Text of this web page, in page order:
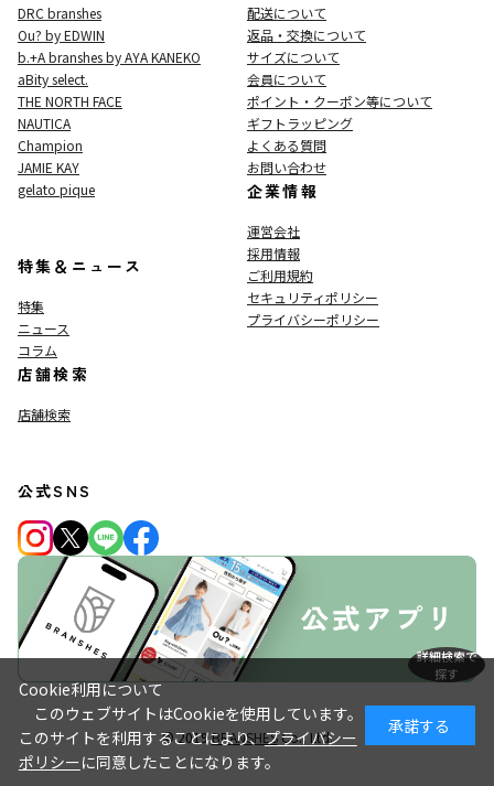
DRC branshes
Ou? by EDWIN
b.+A branshes by AYA KANEKO
aBity select.
THE NORTH FACE
NAUTICA
Champion
JAMIE KAY
gelato pique
特集＆ニュース
特集
ニュース
コラム
店舗検索
店舗検索
配送について
返品・交換について
サイズについて
会員について
ポイント・クーポン等について
ギフトラッピング
よくある質問
お問い合わせ
企業情報
運営会社
採用情報
ご利用規約
セキュリティポリシー
プライバシーポリシー
公式SNS
© 2019BRANSHESCo., Ltd.
詳細検索で
探す
Cookie利用について
このウェブサイトはCookieを使用しています。
このサイトを利用することにより、プライバシー
ポリシーに同意したことになります。
承諾する